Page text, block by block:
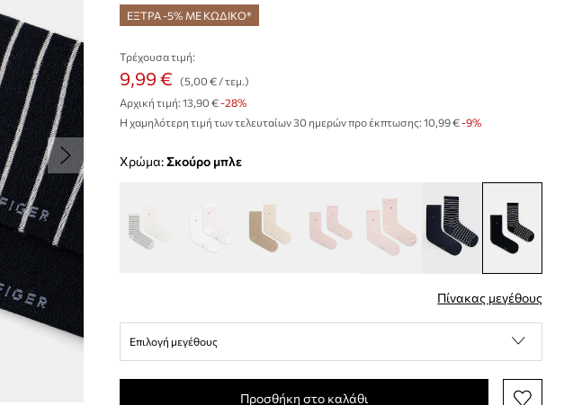
ΕΞΤΡΑ -5% ΜΕ ΚΩΔΙΚΟ*
Τρέχουσα τιμή:
9,99 €
(5,00 € / τεμ.)
Αρχική τιμή: 13,90 €-28%
Η χαμηλότερη τιμή των τελευταίων 30 ημερών προ έκπτωσης: 10,99 € -9%
Χρώμα: σκούρο μπλε
Πίνακας μεγέθους
Επιλογή μεγέθους
Προσθήκη στο καλάθι